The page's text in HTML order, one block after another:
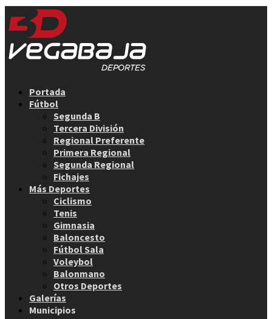
Portada
Fútbol
Segunda B
Tercera División
Regional Preferente
Primera Regional
Segunda Regional
Fichajes
Más Deportes
Ciclismo
Tenis
Gimnasia
Baloncesto
Fútbol Sala
Voleybol
Balonmano
Otros Deportes
Galerías
Municipios